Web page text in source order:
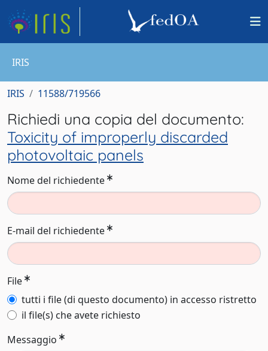
IRIS
IRIS 11588/719566
Richiedi una copia del documento:
Toxicity of improperly discarded
photovoltaic panels
Nome del richiedente
E-mail del richiedente
File
tutti i file (di questo documento) in accesso ristretto
il file(s) che avete richiesto
Messaggio